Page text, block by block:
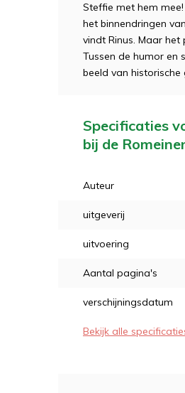
Steffie met hem
het binnendringen
vindt Rinus. Maar
Tussen de humor en
beeld van historische
Specificaties
bij de
Auteur
uitgeverij
uitvoering
Aantal pagina's
verschijningsdatum
Bekijk alle